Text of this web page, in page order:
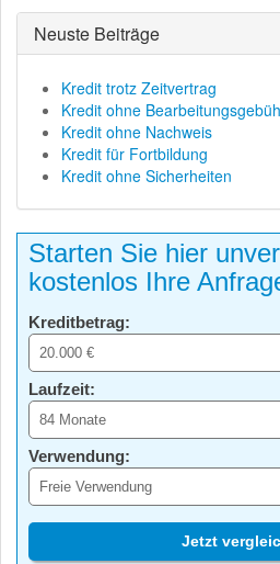
Neuste Beiträge
Kredit trotz Zeitvertrag
Kredit ohne
Kredit ohne Nachweis
Kredit für Fortbildung
Kredit ohne Sicherheiten
Starten Sie hier
kostenlos Ihre
Kreditbetrag:
Laufzeit:
Verwendung:
Jetzt